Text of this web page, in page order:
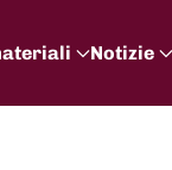
Notizie